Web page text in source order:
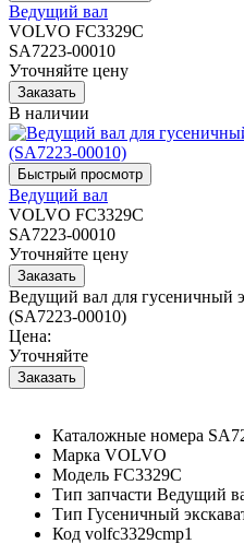
Ведущий вал
VOLVO FC3329C
SA7223-00010
Уточняйте цену
В наличии
Ведущий вал
VOLVO FC3329C
SA7223-00010
Уточняйте цену
Ведущий вал для гусеничный
(SA7223-00010)
Цена:
Уточняйте
Каталожные номера
Марка VOLVO
Модель FC3329C
Тип запчасти Ведущий
Тип Гусеничный
Код volfc3329cmp1